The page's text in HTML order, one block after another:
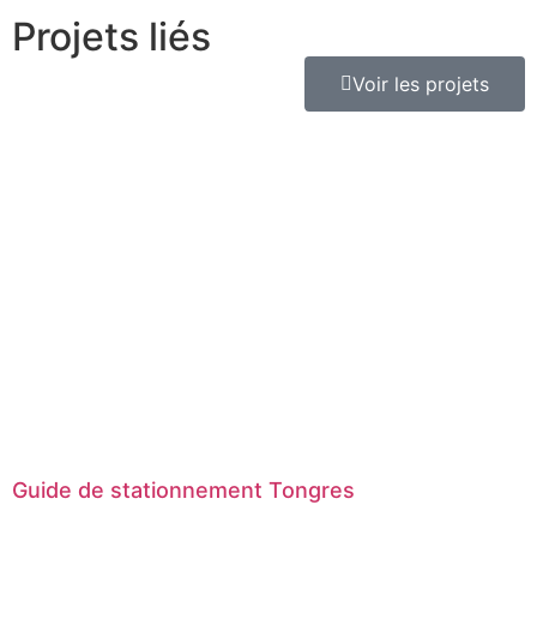
Projets liés
Voir les projets
Guide de stationnement Tongres